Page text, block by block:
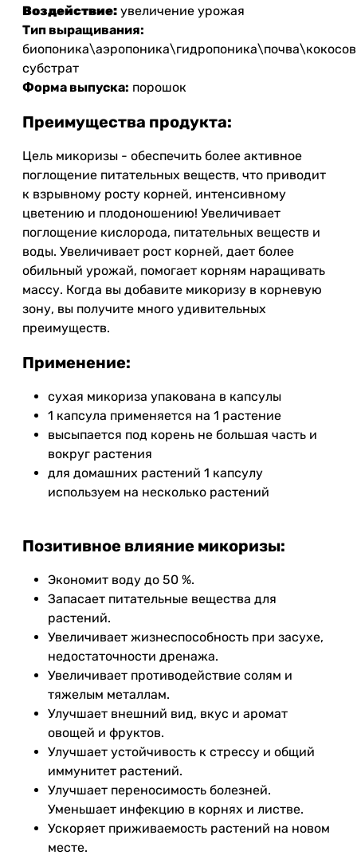
Воздействие: увеличение урожая
Тип выращивания:
субстрат
Форма выпуска: порошок
Преимущества продукта:
Цель микоризы - обеспечить более активное
поглощение питательных веществ, что приводит
к взрывному росту корней, интенсивному
цветению и плодоношению! Увеличивает
поглощение кислорода, питательных веществ и
воды. Увеличивает рост корней, дает более
обильный урожай, помогает корням наращивать
массу. Когда вы добавите микоризу в корневую
зону, вы получите много удивительных
преимуществ.
Применение:
сухая микориза упакована в капсулы
1 капсула применяется на 1 растение
высыпается под корень не большая часть и
вокруг растения
для домашних растений 1 капсулу
используем на несколько растений
Позитивное влияние микоризы:
Экономит воду до 50 %.
Запасает питательные вещества для
растений.
Увеличивает жизнеспособность при засухе,
недостаточности дренажа.
Увеличивает противодействие солям и
тяжелым металлам.
Улучшает внешний вид, вкус и аромат
овощей и фруктов.
Улучшает устойчивость к стрессу и общий
иммунитет растений.
Улучшает переносимость болезней.
Уменьшает инфекцию в корнях и листве.
Ускоряет приживаемость растений на новом
месте.